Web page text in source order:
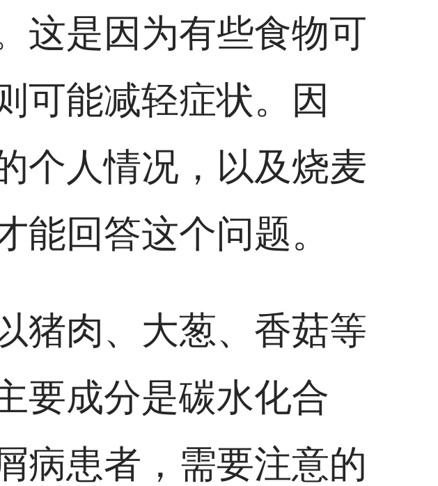
这是因为有些食物可
可能减轻症状。因
个人情况，以及烧麦
能回答这个问题。
猪肉、大葱、香菇等
要成分是碳水化合
病患者，需要注意的